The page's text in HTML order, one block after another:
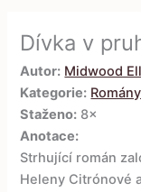
Dívka v
Autor: Midwood
Kategorie: Romány
Staženo: 8×
Anotace:
Strhující román
Heleny Citrónové